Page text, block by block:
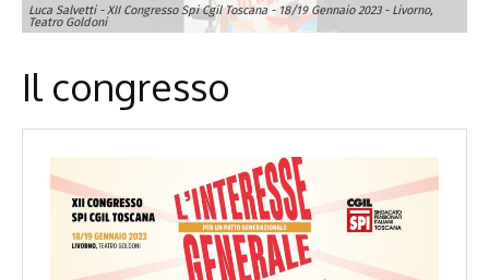
Luca Salvetti - XII Congresso Spi Cgil Toscana - 18/19 Gennaio 2023 - Livorno,
Teatro Goldoni
Il congresso